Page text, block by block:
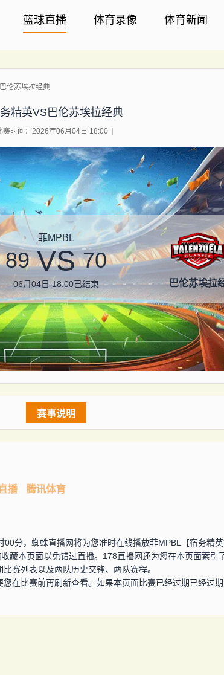
篮球直播 体育录像 体育新闻
伦苏埃拉经典
精英VS巴伦苏埃拉经典
赛时间：2026年06月04日 18:00
菲MPBL
89 VS 70
06月04日 18:00已结束 巴伦苏埃拉
赛事说明
播 腾讯体育
00分，蜘蛛直播网将为您准时在线播放菲MPBL【宿务精
藏本页面以免错过直播。178直播网还为您在本页面索引
赛列表以及两队历史交锋、两队赛程。
您在比赛前再刷新查看。如果本页面比赛已经过期已经过